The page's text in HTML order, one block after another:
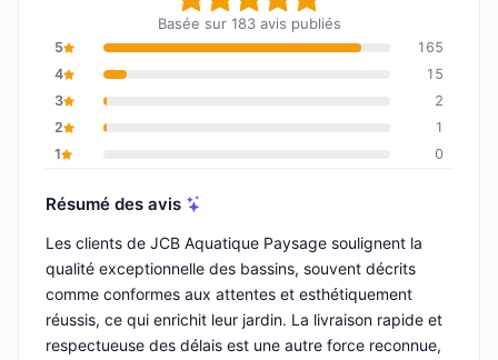
Basée sur 183 avis publiés
5
165
4
15
3
2
2
1
1
0
Résumé des avis
Les clients de JCB Aquatique Paysage soulignent la
qualité exceptionnelle des bassins, souvent décrits
comme conformes aux attentes et esthétiquement
réussis, ce qui enrichit leur jardin. La livraison rapide et
respectueuse des délais est une autre force reconnue,